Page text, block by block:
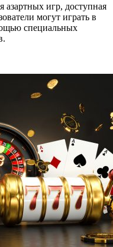
игр, доступная
могут играть в
специальных